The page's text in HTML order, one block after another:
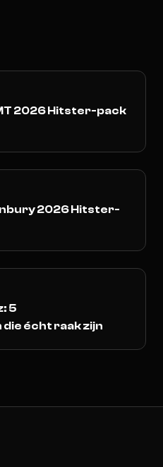
2026 Hitster-pack
2026 Hitster-
5
écht raak zijn